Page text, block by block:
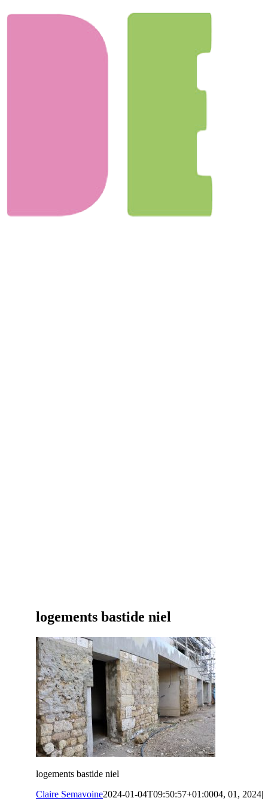
logements bastide niel
logements bastide niel
Claire Semavoine2024-01-04T09:50:57+01:0004, 01, 2024|